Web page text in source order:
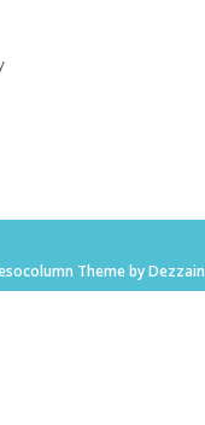
Theme by Dezzain